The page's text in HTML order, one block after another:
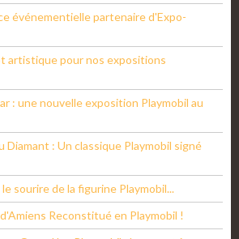
événementielle partenaire d'Expo-
artistique pour nos expositions
: une nouvelle exposition Playmobil au
Diamant : Un classique Playmobil signé
sourire de la figurine Playmobil...
Reconstitué en Playmobil !